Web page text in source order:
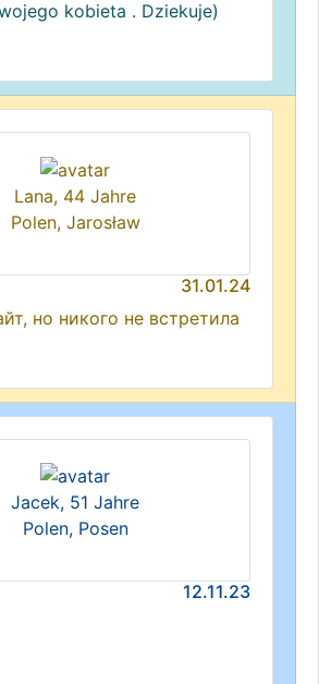
kobieta . Dziekuje)
Lana, 44 Jahre
Polen, Jarosław
31.01.24
но никого не встретила
Jacek, 51 Jahre
Polen, Posen
12.11.23